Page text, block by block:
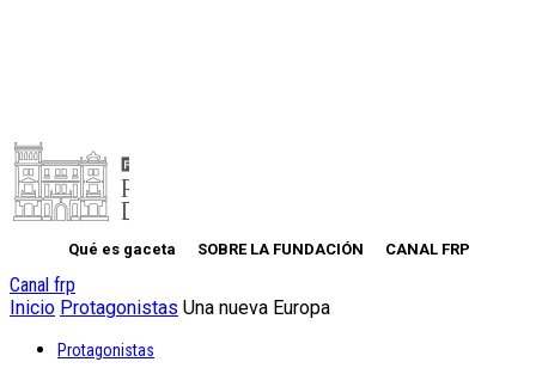
Qué es gaceta SOBRE LA FUNDACIÓN CANAL FRP
Canal frp
Inicio Protagonistas Una nueva Europa
Protagonistas